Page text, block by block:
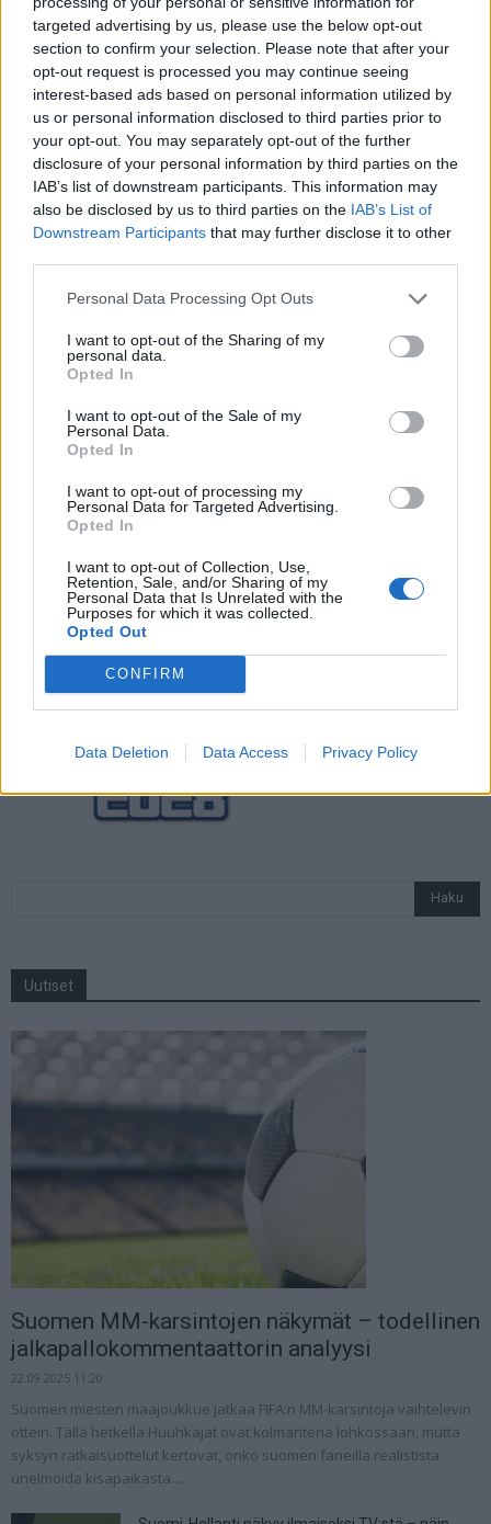
targeted advertising by us, please use the below opt-out
section to confirm your selection. Please note that after your
opt-out request is processed you may continue seeing
interest-based ads based on personal information utilized by
us or personal information disclosed to third parties prior to
your opt-out. You may separately opt-out of the further
disclosure of your personal information by third parties on the
IAB’s list of downstream participants. This information may
also be disclosed by us to third parties on the IAB’s List of
Downstream Participants that may further disclose it to other
Personal Data Processing Opt Outs
I want to opt-out of the Sharing of my
personal data.
Opted In
I want to opt-out of the Sale of my
Personal Data.
Opted In
I want to opt-out of processing my
Personal Data for Targeted Advertising.
Opted In
I want to opt-out of Collection, Use,
Retention, Sale, and/or Sharing of my
Personal Data that Is Unrelated with the
Purposes for which it was collected.
Opted Out
CONFIRM
Data Deletion Data Access Privacy Policy
Lähde: Barcelona ja Juventus
päässeet sopuun
vaihtokaupasta
Seuraava artikkeli
Liverpoolin päävalmentaja
Jürgen Klopp puhkesi kyyneliin
mestaruuden ratkettua
LIITTYVÄT ARTIKKELIT LISÄÄ TEKIJÄLTÄ
todellinen jalkapallokommentaattorin
analyysi
Suomi-Hollanti näkyy ilmaiseksi TV:stä –
näin katsot ottelun
Jalkapallon U21 EM-kisat 2025 – tässä
otteluohjelma ja Suomen joukkue
Uutiset
Suomen MM-karsintojen näkymät – todellinen
jalkapallokommentaattorin analyysi
22.09.2025 11:20
Suomen miesten maajoukkue jatkaa FIFA:n MM-karsintoja vaihtelevin
ottein. Tällä hetkellä Huuhkajat ovat kolmantena lohkossaan, mutta
syksyn ratkaisuottelut kertovat, onko suomen faneilla realistista
unelmoida kisapaikasta....